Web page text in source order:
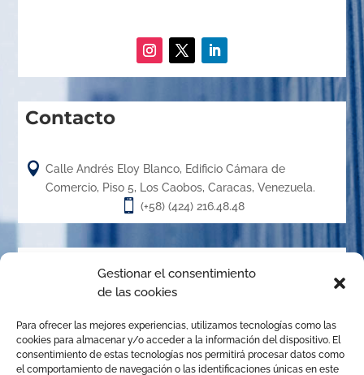
Gestionar el consentimiento
de las cookies
Para ofrecer las mejores experiencias, utilizamos tecnologías como las
cookies para almacenar y/o acceder a la información del dispositivo. El
consentimiento de estas tecnologías nos permitirá procesar datos como
el comportamiento de navegación o las identificaciones únicas en este
Contacto
 Calle Andrés Eloy Blanco, Edificio Cámara de
Comercio, Piso 5, Los Caobos, Caracas, Venezuela.
 (+58) (424) 216.48.48
Acerca de
creado en el año 1.989, es un órgano de la Cámara de
Comercio, Industria y Servicios de Caracas, organizado de